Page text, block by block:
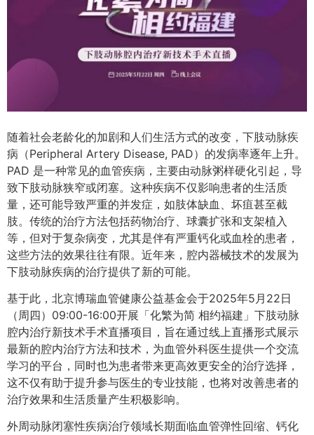
随着社会老龄化的加剧和人们生活方式的改变，下肢动脉疾
病（Peripheral Artery Disease, PAD）的发病率逐年上升。
PAD 是一种常见的血管疾病，主要由动脉粥样硬化引起，导
致下肢动脉狭窄或闭塞。这种疾病不仅影响患者的生活质
量，还可能导致严重的并发症，如肢体缺血、坏疽甚至截
肢。传统的治疗方法包括药物治疗、球囊扩张和支架植入
等，但对于复杂病变，尤其是伴有严重钙化或血栓的患者，
这些方法的效果往往有限。近年来，腔内器械技术的发展为
下肢动脉疾病的治疗提供了新的可能。
基于此，北京博瑞血管健康公益基金会于2025年5月22日
（周四）09:00-16:00开展「化繁为简 相约福建」下肢动脉
腔内治疗新技术手术直播项目，旨在通过线上直播形式展示
最新的腔内治疗方法和技术，为血管外科医生提供一个交流
学习的平台，同时也为患者带来更高效更安全的治疗选择，
这不仅有助于提升参与医生的专业技能，也将对改善患者的
治疗效果和生活质量产生积极影响。
外周动脉闭塞性疾病治疗领域长期面临血管弹性回缩、钙化